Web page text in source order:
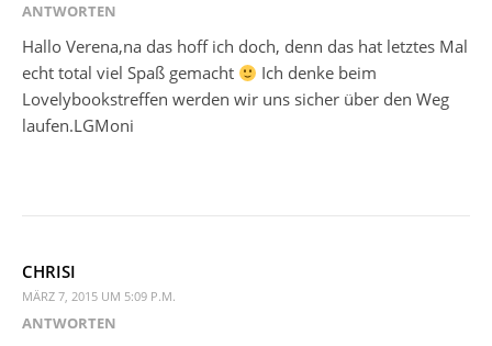
ANTWORTEN
Hallo Verena,na das hoff ich doch, denn das hat letztes Mal
echt total viel Spaß gemacht
Ich denke beim
Lovelybookstreffen werden wir uns sicher über den Weg
laufen.LGMoni
CHRISI
MÄRZ 7, 2015 UM 5:09 P.M.
ANTWORTEN